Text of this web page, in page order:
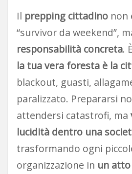
Il prepping cittadinonon
“survivor da weekend”,
responsabilità concreta.
la tua vera foresta è la
blackout, guasti,
paralizzato. Prepararsi
attendersi catastrofi, ma
lucidità dentro una
trasformando ogni
organizzazione in un atto